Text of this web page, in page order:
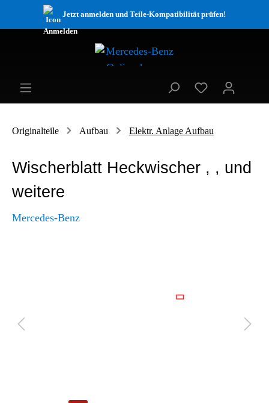
Jetzt anmelden und Teile-Kompatibilität prüfen!
Originalteile Aufbau Elektr. Anlage Aufbau
Wischerblatt Heckwischer , , und
weitere
Mercedes-Benz